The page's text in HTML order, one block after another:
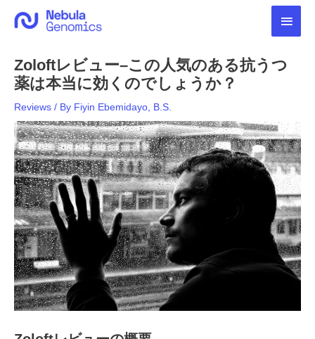
メ
ン
ニ
ュ
ー
Zoloftレビュー–この人気のある抗うつ
薬は本当に効くのでしょうか？
Reviews / By Fiyin Ebemidayo, B.S.